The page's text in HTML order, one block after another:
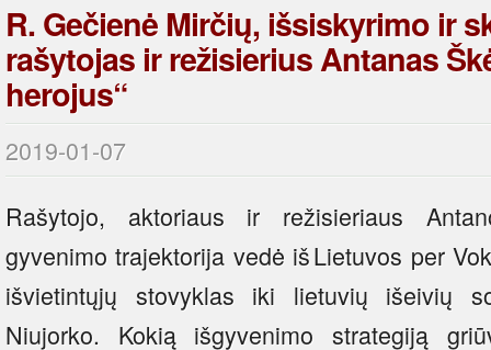
R. Gečienė Mirčių, išsiskyrimo ir
rašytojas ir režisierius Antanas
herojus“
2019-01-07
Rašytojo, aktoriaus ir režisieriaus
gyvenimo trajektorija vedė iš Lietuvos per
išvietintųjų stovyklas iki lietuvių išeivių
Niujorko. Kokią išgyvenimo strategiją